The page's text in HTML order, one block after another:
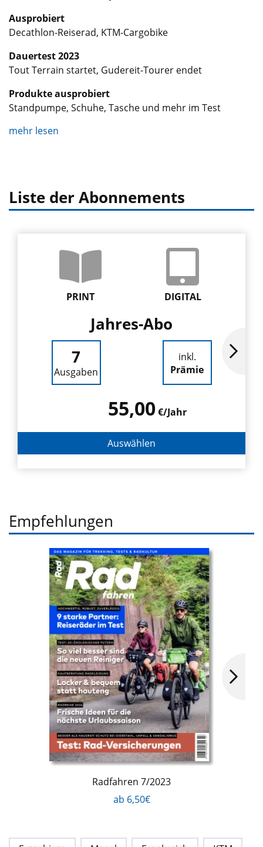
Ausprobiert
Decathlon-Reiserad, KTM-Cargobike
Dauertest 2023
Tout Terrain startet, Gudereit-Tourer endet
Produkte ausprobiert
Standpumpe, Schuhe, Tasche und mehr im Test
mehr lesen
Liste der Abonnements
PRINT DIGITAL
Jahres-Abo
7
Ausgaben
inkl.
Prämie
55,00€/Jahr
Auswählen
Empfehlungen
Radfahren 7/2023
ab 6,50€